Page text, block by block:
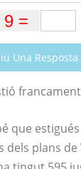
Una Resposta
francament
que
dels plans